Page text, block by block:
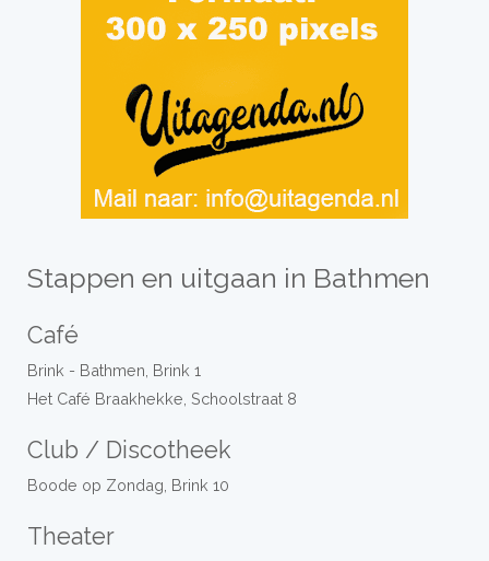
Stappen en uitgaan in Bathmen
Café
Brink - Bathmen, Brink 1
Het Café Braakhekke, Schoolstraat 8
Club / Discotheek
Boode op Zondag, Brink 10
Theater